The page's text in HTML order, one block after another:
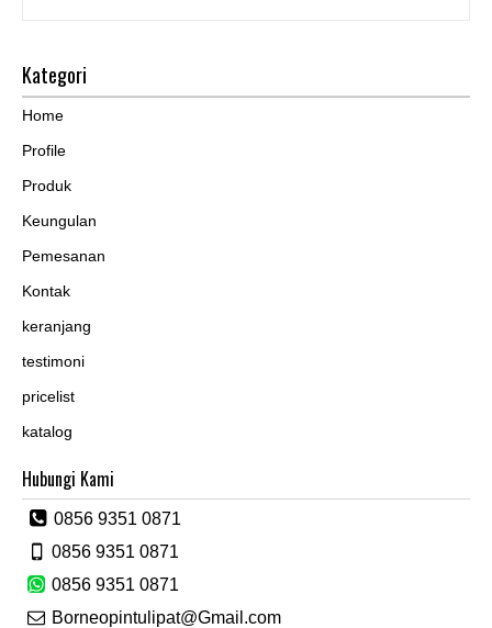
Kategori
Home
Profile
Produk
Keungulan
Pemesanan
Kontak
keranjang
testimoni
pricelist
katalog
Hubungi Kami
0856 9351 0871
0856 9351 0871
0856 9351 0871
Borneopintulipat@Gmail.com